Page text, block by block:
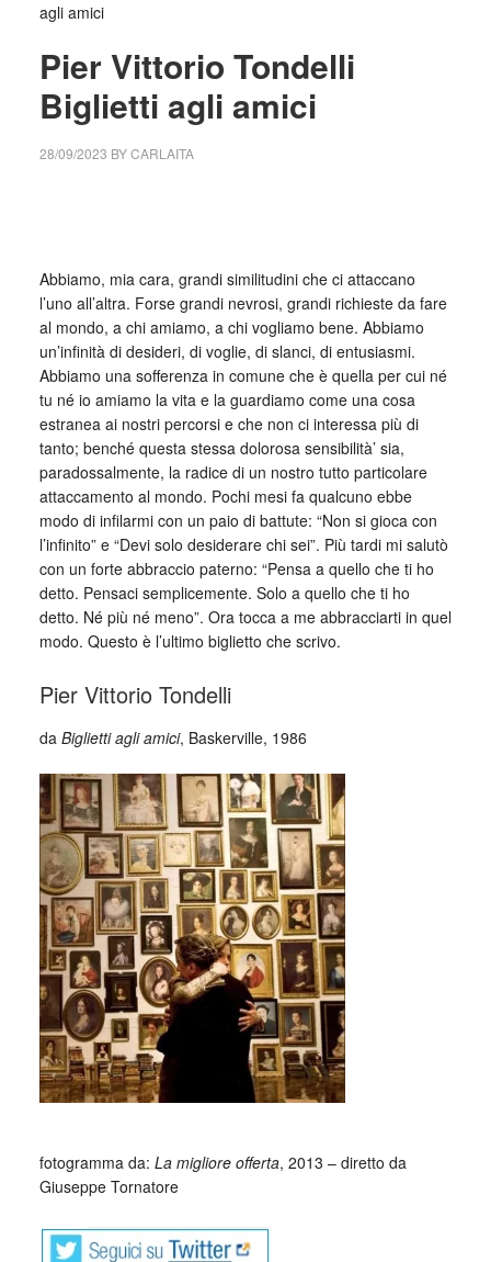
agli amici
Pier Vittorio Tondelli
Biglietti agli amici
28/09/2023 BYCARLAITA
Abbiamo, mia cara, grandi similitudini che ci attaccano
l’uno all’altra. Forse grandi nevrosi, grandi richieste da fare
al mondo, a chi amiamo, a chi vogliamo bene. Abbiamo
un’infinità di desideri, di voglie, di slanci, di entusiasmi.
Abbiamo una sofferenza in comune che è quella per cui né
tu né io amiamo la vita e la guardiamo come una cosa
estranea ai nostri percorsi e che non ci interessa più di
tanto; benché questa stessa dolorosa sensibilità’ sia,
paradossalmente, la radice di un nostro tutto particolare
attaccamento al mondo. Pochi mesi fa qualcuno ebbe
modo di infilarmi con un paio di battute: “Non si gioca con
l’infinito” e “Devi solo desiderare chi sei”. Più tardi mi salutò
con un forte abbraccio paterno: “Pensa a quello che ti ho
detto. Pensaci semplicemente. Solo a quello che ti ho
detto. Né più né meno”. Ora tocca a me abbracciarti in quel
modo. Questo è l’ultimo biglietto che scrivo.
Pier Vittorio Tondelli
da Biglietti agli amici, Baskerville, 1986
fotogramma da: La migliore offerta, 2013 – diretto da
Giuseppe Tornatore